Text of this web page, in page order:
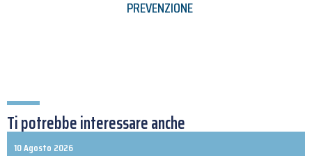
PREVENZIONE
Ti potrebbe interessare anche
10 Agosto 2026